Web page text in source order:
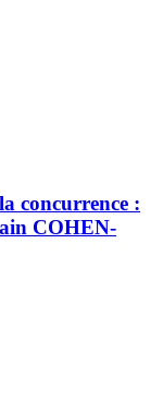
concurrence :
COHEN-